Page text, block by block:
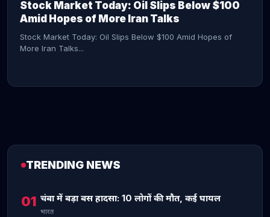
Stock Market Today: Oil Slips Below $100
Amid Hopes of More Iran Talks
Stock Market Today: Oil Slips Below $100 Amid Hopes of
More Iran Talks...
TRENDING NEWS
01 चंबा में बड़ा बस हादसा: 10 लोगों की मौत, कई घायल
भारत